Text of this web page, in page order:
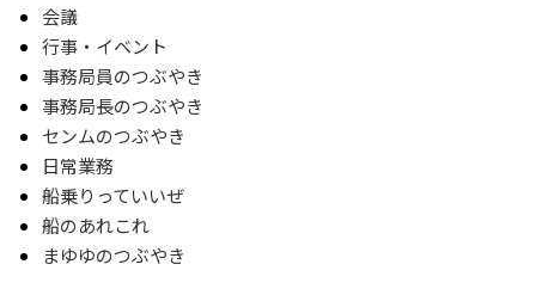
会議
行事・イベント
事務局員のつぶやき
事務局長のつぶやき
センムのつぶやき
日常業務
船乗りっていいぜ
船のあれこれ
まゆゆのつぶやき